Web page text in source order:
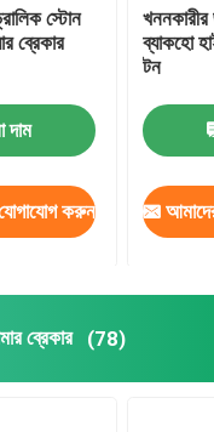
স্টোন
ব্রেকার
দাম
করুন
ব্যাকহো
টন
ব্রেকার (78)